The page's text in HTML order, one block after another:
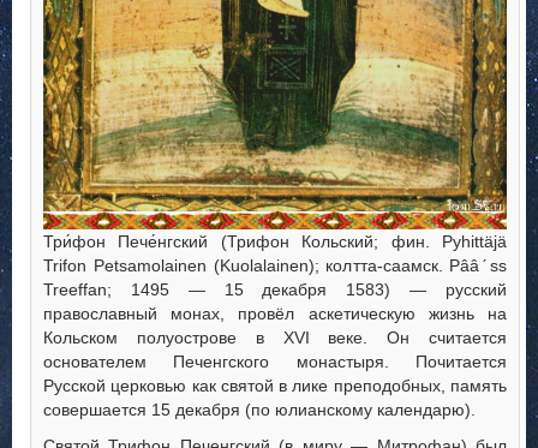
Три́фон Пече́нгский (Трифон Кольский; фин. Pyhittäjä
Trifon Petsamolainen (Kuolalainen); колтта-саамск. Pââˊss
Treeffan; 1495 — 15 декабря 1583) — русский
православный монах, провёл аскетическую жизнь на
Кольском полуострове в XVI веке. Он считается
основателем Печенгского монастыря. Почитается
Русской церковью как святой в лике преподобных, память
совершается 15 декабря (по юлианскому календарю).